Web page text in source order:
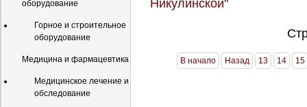
оборудование
Горное и строительное
оборудование
Медицина и фармацевтика
Медицинское лечение и
обследование
Никулинской"
В начало Назад 13 14 15